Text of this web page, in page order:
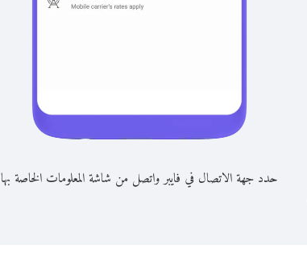
حدد جهة الاتصال في فايبر واتصل من شاشة المعلومات الخاصة بها